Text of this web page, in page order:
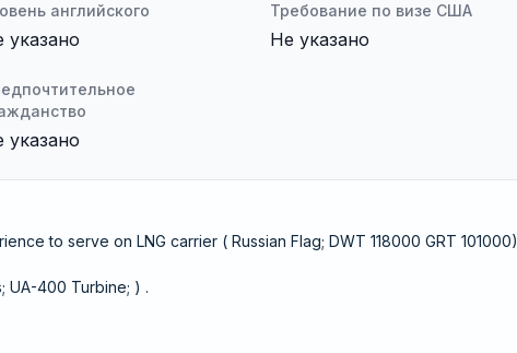
английского
указано
Требование по визе США
Не указано
указано
to serve on LNG carrier ( Russian Flag; DWT 118000 GRT 101000)
UA-400 Turbine; ) .